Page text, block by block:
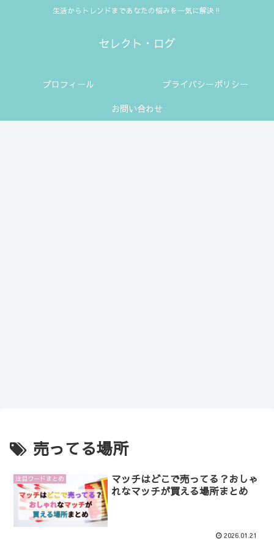
生活からトレンドまであなたの悩みを一気に解決‼
セレクト・ログ
プロフィール
プライバシーポリシー
お問い合わせ
売ってる場所
注目ワードまとめ
マッチはどこで売ってる？おしゃ
れなマッチが買える場所まとめ
2026.01.21